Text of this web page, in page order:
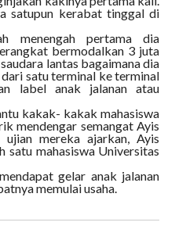
satupun kerabat tinggal di
menengah pertama dia
bermodalkan 3 juta
lantas bagaimana dia
satu terminal ke terminal
label anak jalanan atau
kakak- kakak mahasiswa
mendengar semangat Ayis
mereka ajarkan, Ayis
satu mahasiswa Universitas
gelar anak jalanan
memulai usaha.